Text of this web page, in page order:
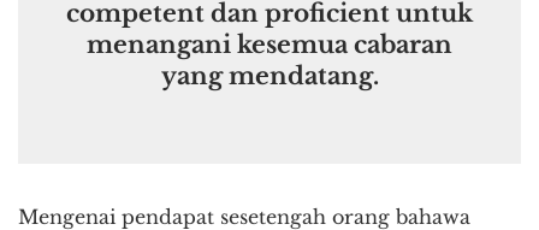
competent dan proficient untuk
menangani kesemua cabaran
yang mendatang.
Mengenai pendapat sesetengah orang bahawa